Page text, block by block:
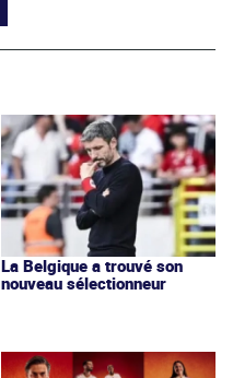
La Belgique a trouvé son
nouveau sélectionneur